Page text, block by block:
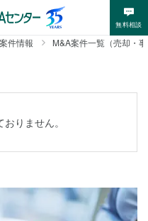
無料相談
案件情報 M&A案件一覧（売却・
りません。